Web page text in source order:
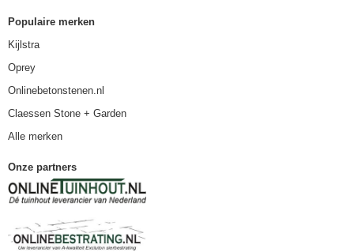
Populaire merken
Kijlstra
Oprey
Onlinebetonstenen.nl
Claessen Stone + Garden
Alle merken
Onze partners